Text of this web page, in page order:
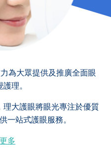
為大眾提供及推廣全面眼
理。
大護眼將眼光專注於優質
一站式護眼服務。
多